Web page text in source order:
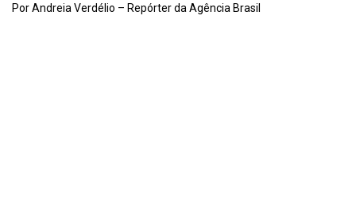
Por Andreia Verdélio – Repórter da Agência Brasil